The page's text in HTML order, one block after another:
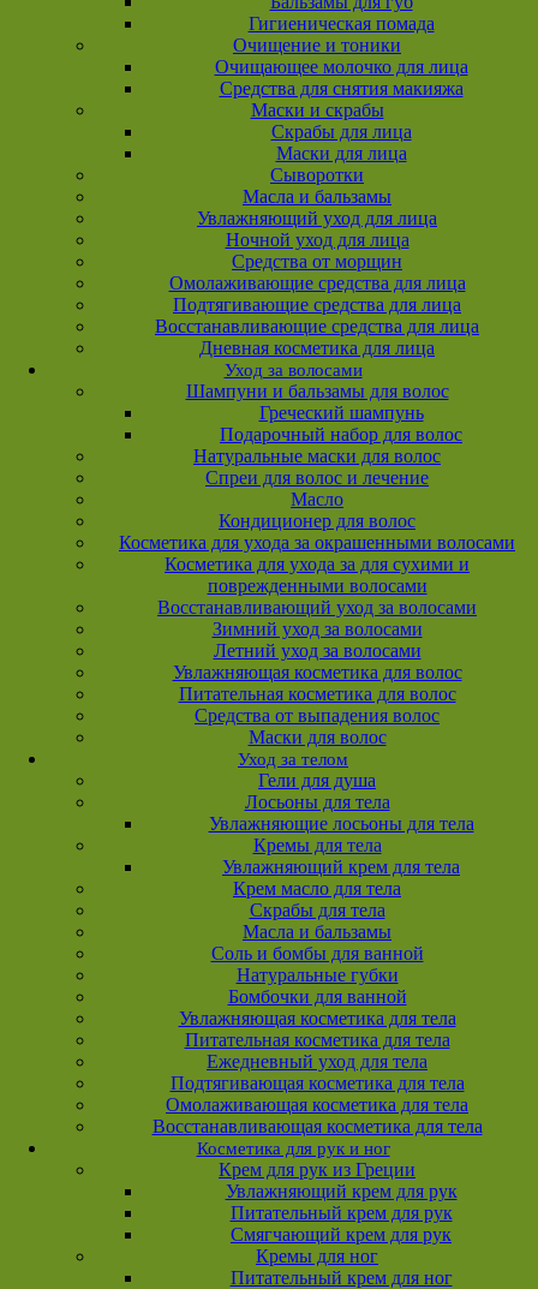
Гигиеническая помада
Очищение и тоники
Очищающее молочко для лица
Средства для снятия макияжа
Маски и скрабы
Скрабы для лица
Маски для лица
Сыворотки
Масла и бальзамы
Увлажняющий уход для лица
Ночной уход для лица
Средства от морщин
Омолаживающие средства для лица
Подтягивающие средства для лица
Восстанавливающие средства для лица
Дневная косметика для лица
Уход за волосами
Шампуни и бальзамы для волос
Греческий шампунь
Подарочный набор для волос
Натуральные маски для волос
Спреи для волос и лечение
Масло
Кондиционер для волос
Косметика для ухода за окрашенными волосами
Косметика для ухода за для сухими и
поврежденными волосами
Восстанавливающий уход за волосами
Зимний уход за волосами
Летний уход за волосами
Увлажняющая косметика для волос
Питательная косметика для волос
Средства от выпадения волос
Маски для волос
Уход за телом
Гели для душа
Лосьоны для тела
Увлажняющие лосьоны для тела
Кремы для тела
Увлажняющий крем для тела
Крем масло для тела
Скрабы для тела
Масла и бальзамы
Соль и бомбы для ванной
Натуральные губки
Бомбочки для ванной
Увлажняющая косметика для тела
Питательная косметика для тела
Ежедневный уход для тела
Подтягивающая косметика для тела
Омолаживающая косметика для тела
Восстанавливающая косметика для тела
Косметика для рук и ног
Крем для рук из Греции
Увлажняющий крем для рук
Питательный крем для рук
Смягчающий крем для рук
Кремы для ног
Питательный крем для ног